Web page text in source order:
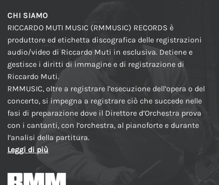
CHI SIAMO
RICCARDO MUTI MUSIC (RMMUSIC) RECORDS è
produttore ed etichetta discografica delle registrazioni
audio/video di Riccardo Muti in esclusiva. Detiene e
gestisce i diritti di immagine e di registrazione di
Riccardo Muti.
RMMUSIC, oltre a registrare l’esecuzione dell’opera o del
concerto, si impegna a registrare ciò che succede nelle
fasi di preparazione dove il Direttore d’Orchestra prova
con i cantanti, con l’orchestra, al pianoforte e durante
l’analisi della partitura.
Leggi di più